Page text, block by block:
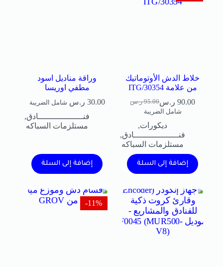
خلاط الدش الأوتوماتيك
من علامة ITG/30354
95.00 ر.س 90.00 ر.س
شامل الضريبة
ديكورات,
فنــــــــــــــــــادق,
مستلزمات السباكه
إضافة إلى السلة
وراقة مناديل اسود
مطفي اوريسا
30.00 ر.س شامل الضريبة
فنــــــــــــــــــادق,
مستلزمات السباكه
إضافة إلى السلة
11%-